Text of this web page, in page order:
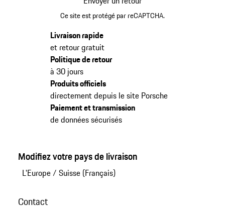
Ce site est protégé par reCAPTCHA.
Livraison rapide
et retour gratuit
Politique de retour
à 30 jours
Produits officiels
directement depuis le site Porsche
Paiement et transmission
de données sécurisés
Modifiez votre pays de livraison
L'Europe/ Suisse (Français)
Contact